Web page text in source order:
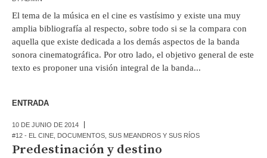
El tema de la música en el cine es vastísimo y existe una muy
amplia bibliografía al respecto, sobre todo si se la compara con
aquella que existe dedicada a los demás aspectos de la banda
sonora cinematográfica. Por otro lado, el objetivo general de este
texto es proponer una visión integral de la banda...
ENTRADA
10 DE JUNIO DE 2014
#12 - EL CINE DOCUMENTOS SUS MEANDROS Y SUS RÍOS
Predestinación y destino